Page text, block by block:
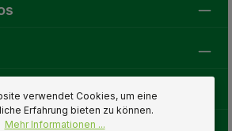
verwendet Cookies, um eine
Erfahrung bieten zu können.
Mehr Informationen ...